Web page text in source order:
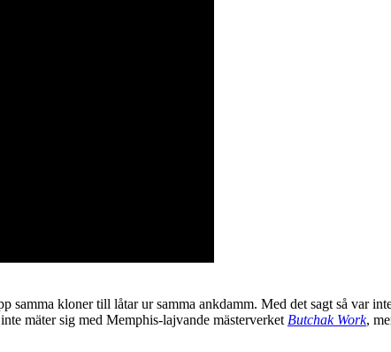
samma kloner till låtar ur samma ankdamm. Med det sagt så var
mäter sig med Memphis-lajvande mästerverketButchak Work,